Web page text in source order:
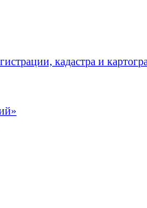
кадастра и